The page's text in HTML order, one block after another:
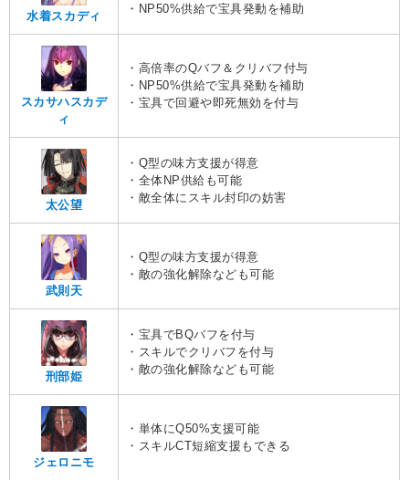
水着スカディ
・NP50%供給で宝具発動を補助
スカサハスカデ
ィ
・高倍率のQバフ＆クリバフ付与
・NP50%供給で宝具発動を補助
・宝具で回避や即死無効を付与
太公望
・Q型の味方支援が得意
・全体NP供給も可能
・敵全体にスキル封印の妨害
武則天
・Q型の味方支援が得意
・敵の強化解除なども可能
刑部姫
・宝具でBQバフを付与
・スキルでクリバフを付与
・敵の強化解除なども可能
ジェロニモ
・単体にQ50%支援可能
・スキルCT短縮支援もできる